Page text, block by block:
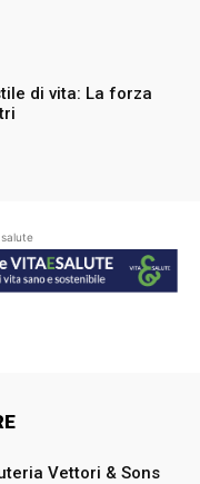
di vita: La forza
Vettori & Sons